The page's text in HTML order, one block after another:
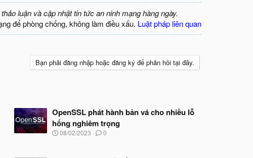
luận và cập nhật tin tức an ninh mạng hàng ngày.
để phòng chống, không làm điều xấu. Luật pháp liên quan
Bạn phải đăng nhập hoặc đăng ký để phản hồi tại đây.
OpenSSL phát hành bản vá cho nhiều lỗ
hổng nghiêm trọng
N
08/02/2023 0